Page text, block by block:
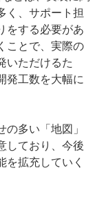
く、サポート担
をする必要があ
ことで、実際の
いただけるた
発工数を大幅に
多い「地図」
しており、今後
を拡充していく